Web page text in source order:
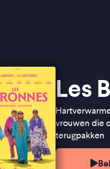
Les
vrouwen die
terugpakken